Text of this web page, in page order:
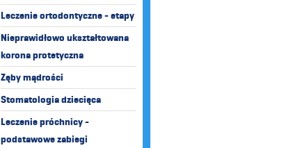
Leczenie ortodontyczne - etapy
Nieprawidłowo ukształtowana
korona protetyczna
Zęby mądrości
Stomatologia dziecięca
Leczenie próchnicy -
podstawowe zabiegi